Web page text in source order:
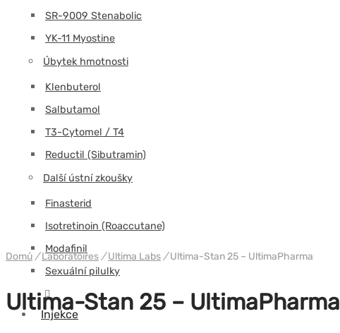
SR-9009 Stenabolic
YK-11 Myostine
Úbytek hmotnosti
Klenbuterol
Salbutamol
T3-Cytomel / T4
Reductil (Sibutramin)
Další ústní zkoušky
Finasterid
Isotretinoin (Roaccutane)
Modafinil
Sexuální pilulky
Injekce
Domů / Laboratoires / Ultima Labs /Ultima-Stan 25 – UltimaPharma
Ultima-Stan 25 – UltimaPharma